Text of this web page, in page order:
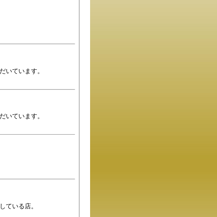
いています。
いています。
ている店。